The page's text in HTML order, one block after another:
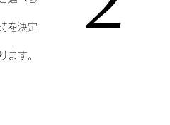
を決定
ます。